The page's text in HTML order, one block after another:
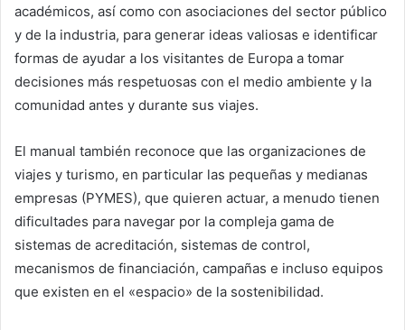
académicos, así como con asociaciones del sector público
y de la industria, para generar ideas valiosas e identificar
formas de ayudar a los visitantes de Europa a tomar
decisiones más respetuosas con el medio ambiente y la
comunidad antes y durante sus viajes.
El manual también reconoce que las organizaciones de
viajes y turismo, en particular las pequeñas y medianas
empresas (PYMES), que quieren actuar, a menudo tienen
dificultades para navegar por la compleja gama de
sistemas de acreditación, sistemas de control,
mecanismos de financiación, campañas e incluso equipos
que existen en el «espacio» de la sostenibilidad.